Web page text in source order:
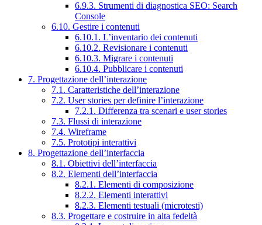
6.9.3. Strumenti di diagnostica SEO: Search
Console
6.10. Gestire i contenuti
6.10.1. L’inventario dei contenuti
6.10.2. Revisionare i contenuti
6.10.3. Migrare i contenuti
6.10.4. Pubblicare i contenuti
7. Progettazione dell’interazione
7.1. Caratteristiche dell’interazione
7.2. User stories per definire l’interazione
7.2.1. Differenza tra scenari e user stories
7.3. Flussi di interazione
7.4. Wireframe
7.5. Prototipi interattivi
8. Progettazione dell’interfaccia
8.1. Obiettivi dell’interfaccia
8.2. Elementi dell’interfaccia
8.2.1. Elementi di composizione
8.2.2. Elementi interattivi
8.2.3. Elementi testuali (microtesti)
8.3. Progettare e costruire in alta fedeltà